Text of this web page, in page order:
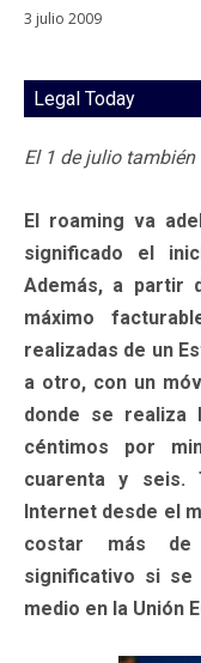
3 julio 2009
Legal Today
El 1 de julio
El roaming va
significado el
Además, a partir
máximo
realizadas de un
a otro, con un
donde se realiza
céntimos por
cuarenta y seis.
Internet desde el
costar más
significativo si
medio en la Unión